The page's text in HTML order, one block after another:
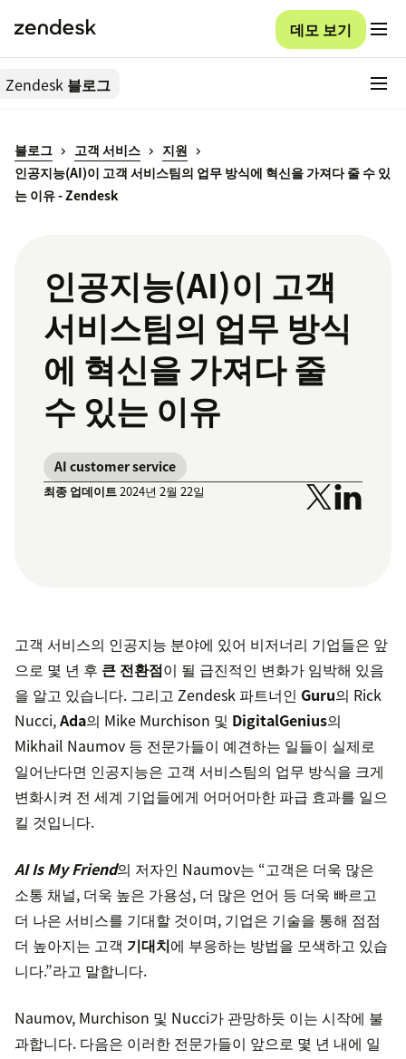
데모 보기
Zendesk 블로그
블로그 고객 서비스
지원
인공지능(AI)이 고객 서비스팀의 업무 방식에 혁신을 가져다 줄 수 있
는 이유 - Zendesk
인공지능(AI)이 고객
서비스팀의 업무 방식
에 혁신을 가져다 줄
수 있는 이유
AI customer service
최종 업데이트2024년 2월 22일
고객 서비스의 인공지능 분야에 있어 비저너리 기업들은 앞
으로 몇 년 후 큰 전환점이 될 급진적인 변화가 임박해 있음
을 알고 있습니다. 그리고 Zendesk 파트너인 Guru의 Rick
Nucci,Ada의 Mike Murchison 및 DigitalGenius의
Mikhail Naumov 등 전문가들이 예견하는 일들이 실제로
일어난다면 인공지능은 고객 서비스팀의 업무 방식을 크게
변화시켜 전 세계 기업들에게 어머어마한 파급 효과를 일으
킬 것입니다.
AI Is My Friend의 저자인 Naumov는 “고객은 더욱 많은
소통 채널, 더욱 높은 가용성, 더 많은 언어 등 더욱 빠르고
더 나은 서비스를 기대할 것이며, 기업은 기술을 통해 점점
더 높아지는 고객 기대치에 부응하는 방법을 모색하고 있습
니다.”라고 말합니다.
Naumov, Murchison 및 Nucci가 관망하듯 이는 시작에 불
과합니다. 다음은 이러한 전문가들이 앞으로 몇 년 내에 일